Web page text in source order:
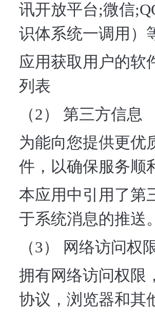
讯开放平台;微信
识体系统一调用）
应用获取用户的软
列表
（2） 第三方信息
为能向您提供更优
件，以确保服务顺
本应用中引用了第
于系统消息的推送。
（3） 网络访问权
拥有网络访问权限
协议，浏览器和其